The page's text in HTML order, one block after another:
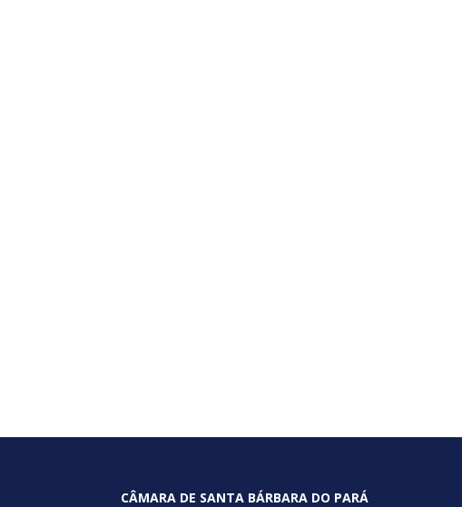
CÂMARA DE SANTA BÁRBARA DO PARÁ